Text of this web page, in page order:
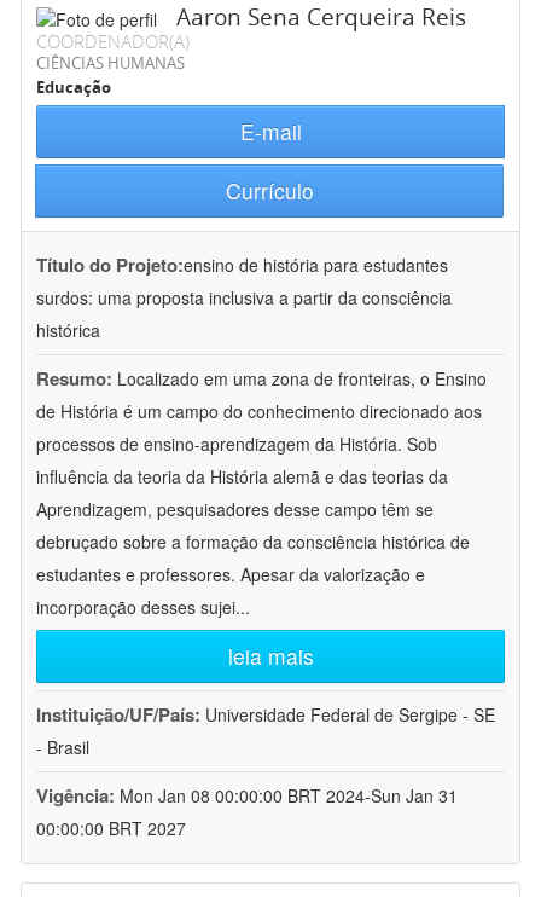
Aaron Sena Cerqueira Reis
COORDENADOR(A)
CIÊNCIAS HUMANAS
Educação
E-mail
Currículo
Título do Projeto:ensino de história para estudantes
surdos: uma proposta inclusiva a partir da consciência
histórica
Resumo: Localizado em uma zona de fronteiras, o Ensino
de História é um campo do conhecimento direcionado aos
processos de ensino-aprendizagem da História. Sob
influência da teoria da História alemã e das teorias da
Aprendizagem, pesquisadores desse campo têm se
debruçado sobre a formação da consciência histórica de
estudantes e professores. Apesar da valorização e
incorporação desses sujei...
leia mais
Instituição/UF/País: Universidade Federal de Sergipe - SE
- Brasil
Vigência: Mon Jan 08 00:00:00 BRT 2024-Sun Jan 31
00:00:00 BRT 2027